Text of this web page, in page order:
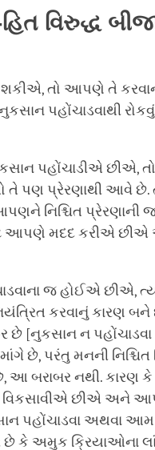
હિત વિરુદ્ધ
શકીએ, તો આપણે તે
પહોંચાડવાથી
પહોંચાડીએ છીએ,
તે પણ પ્રેરણાથી આવે છે.
નિશ્ચિત પ્રેરણાની
આપણે મદદ કરીએ છીએ
જ હોઈએ છીએ,
કરવાનું કારણ બને
ન પહોંચાડવા
છે, પરંતુ મનની નિશ્ચિત
આ બરાબર નથી. કારણ
છીએ અને
પહોંચાડવા અથવા આમ
કે અમુક ક્રિયાઓના